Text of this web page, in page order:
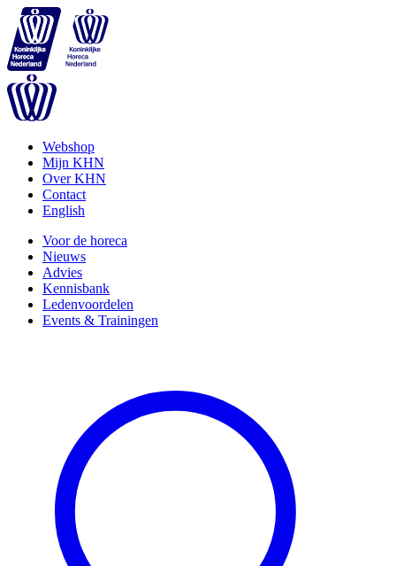
Webshop
Mijn KHN
Over KHN
Contact
English
Voor de horeca
Nieuws
Advies
Kennisbank
Ledenvoordelen
Events & Trainingen